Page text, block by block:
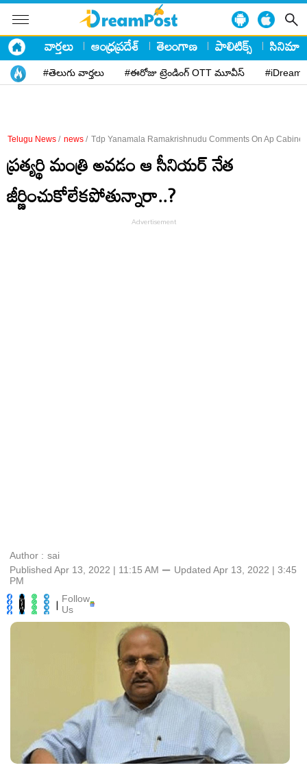
వార్తలు ఆంధ్రప్రదేశ్ తెలంగాణ పాలిటిక్స్ సినిమా
#తెలుగు వార్తలు #ఈరోజు ట్రెండింగ్ OTT మూవీస్
Telugu News / news / Tdp Yanamala Ramakrishnudu Comments On Ap Cabinet
ప్రత్యర్థి మంత్రి అవడం ఆ సీనియర్‌ నేత
జీర్ణించుకోలేకపోతున్నారా..?
Author : sai
Published Apr 13, 2022 | 11:15 AM ⚊ Updated Apr 13, 2022 | 3:45
PM
| Follow
Us